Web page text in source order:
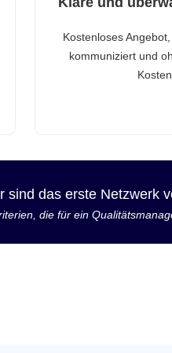
Kostenloses
kommuniziert und
Kosten
sind das erste Netzwerk
die für ein